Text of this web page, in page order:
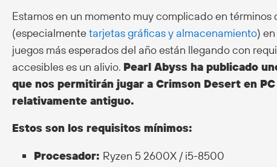
Estamos en un momento muy complicado en
(especialmentetarjetas gráficas y almacenamiento)
juegos más esperados del año están llegando con
accesibles es un alivio. Pearl Abyss ha publicado
que nos permitirán jugar a Crimson Desert en
relativamente antiguo.
Estos son los requisitos mínimos:
Procesador: Ryzen 5 2600X / i5-8500